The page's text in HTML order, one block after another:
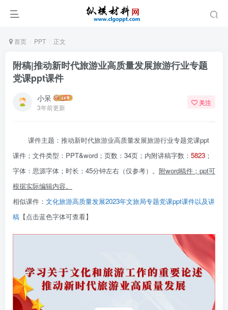
首页 PPT 正文
附稿|推动新时代旅游业高质量发展旅游行业专题
党课ppt课件
小呆
3年前更新
关注
课件主题：推动新时代旅游业高质量发展旅游行业专题党课ppt
课件；文件类型：PPT&word；页数：34页；内附讲稿字数： 5823 ；
字体：思源字体；时长：45分钟左右（仅参考）。 附word稿件；ppt可
根据实际编辑内容。
相似课件： 文化旅游高质量发展2023年文旅局专题党课ppt课件以及讲
稿 【点击蓝色字体可查看】